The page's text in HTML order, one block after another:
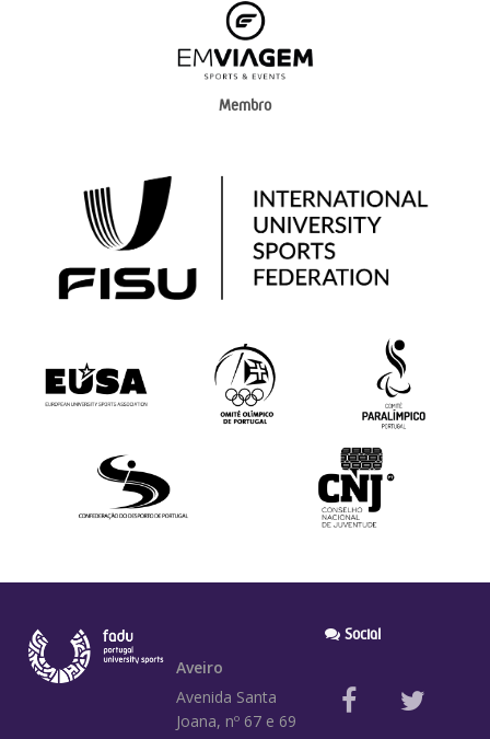
Membro
Aveiro
Avenida Santa
Joana, nº 67 e 69
Social